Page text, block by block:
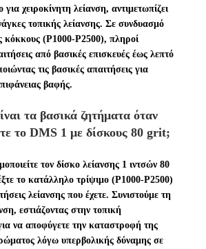
για χειροκίνητη λείανση, αντιμετωπίζει
τοπικής λείανσης. Σε συνδυασμό
κόκκους (P1000-P2500), πληροί
από βασικές επισκευές έως λεπτό
τις βασικές απαιτήσεις για
βαφής.
τα βασικά ζητήματα όταν
το DMS 1 με δίσκους 80 grit;
τον δίσκο λείανσης 1 ιντσών 80
το κατάλληλο τρίψιμο (P1000-P2500)
λείανσης που έχετε. Συνιστούμε τη
εστιάζοντας στην τοπική
να αποφύγετε την καταστροφή της
λόγω υπερβολικής δύναμης σε